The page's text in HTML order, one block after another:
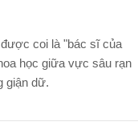
coi là "bác sĩ của
học giữa vực sâu rạn
giận dữ.